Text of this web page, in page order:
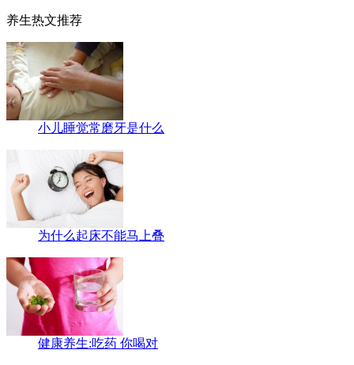
养生热文推荐
小儿睡觉常磨牙是什么
为什么起床不能马上叠
健康养生:吃药 你喝对